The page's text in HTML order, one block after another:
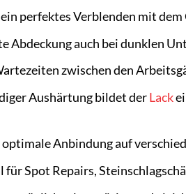
perfektes Verblenden mit
Abdeckung auch bei dunklen
zwischen den
Aushärtung bildet derLack
Anbindung auf
für Spot Repairs,